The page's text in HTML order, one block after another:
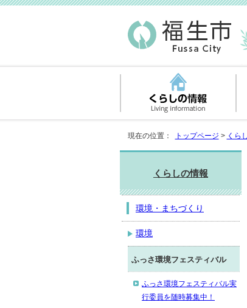
現在の位置： トップページ > くら
くらしの情報
環境・まちづくり
環境
ふっさ環境フェスティバル
ふっさ環境フェスティバル実
行委員を随時募集中！